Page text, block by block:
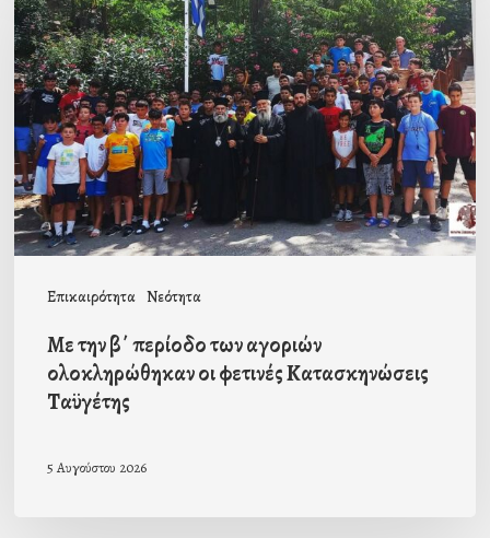
Επικαιρότητα Νεότητα
β΄
περίοδο
των
αγοριών
ολοκληρώθηκαν
οι
φετινές
Με την β΄ περίοδο των αγοριών
ολοκληρώθηκαν οι φετινές Κατασκηνώσεις
Ταϋγέτης
5 Αυγούστου 2026